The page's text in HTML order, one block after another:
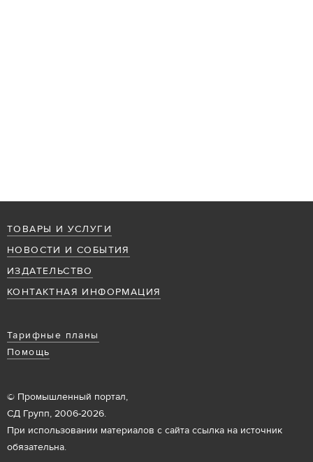
ТОВАРЫ И УСЛУГИ
НОВОСТИ И СОБЫТИЯ
ИЗДАТЕЛЬСТВО
КОНТАКТНАЯ ИНФОРМАЦИЯ
Тарифные планы
Помощь
© Промышленный портал,
СД Групп, 2006-2026.
При использовании материалов с сайта ссылка на источник
обязательна.